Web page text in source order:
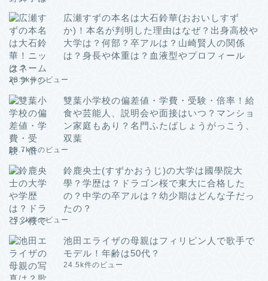
広瀬すずの本名は大石鈴華(おおいしすず
か)！本名が判明した理由はなぜ？出身高校や
大学は？何部？卒アルは？山崎賢人の関係
は？身長や体重は？血液型やプロフィール
は？
28.9k件のビュー
雙葉小学校の偏差値・学費・受験・倍率！給
食や芸能人、説明会や面接はいつ？マンショ
ン家庭もあり？名門ふたばしょうがっこう、
双葉
28.7k件のビュー
鈴鹿央士(すずかおうじ)の大学は國學院大
學？学歴は？ドラゴン桜で東大に合格した
の？中学の卒アルは？幼少期はどんな子だっ
たの？
25.2k件のビュー
池田エライザの母親はフィリピン人で歌手で
モデル！年齢は50代？
24.5k件のビュー